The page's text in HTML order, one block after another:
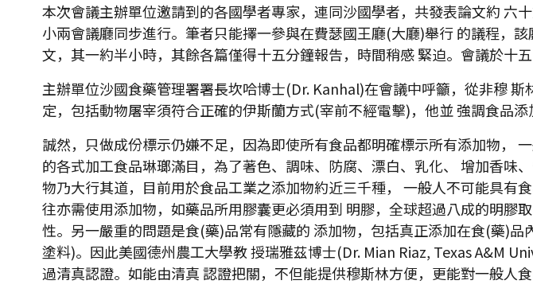
本次會議主辦單位邀請到的各國學者專家，連同沙國學者，共發表論文約 六
小兩會議廳同步進行。筆者只能擇一參與在費瑟國王廳(大廳)舉行 的議程，
文，其一約半小時，其餘各篇僅得十五分鐘報告，時間稍感 緊迫。會議於十
主辦單位沙國食藥管理署署長坎哈博士(Dr. Kanhal)在會議中呼籲，從非穆
定，包括動物屠宰須符合正確的伊斯蘭方式(宰前不經電擊)，他並 強調食品添
誠然，只做成份標示仍嫌不足，因為即使所有食品都明確標示所有添加物，
的各式加工食品琳瑯滿目，為了著色、調味、防腐、漂白、乳化、 增加香
物乃大行其道，目前用於食品工業之添加物約近三千種， 一般人不可能具
往亦需使用添加物，如藥品所用膠囊更必須用到 明膠，全球超過八成的明
性。另一嚴重的問題是食(藥)品常有隱藏的 添加物，包括真正添加在食(藥)
塗料)。因此美國德州農工大學教 授瑞雅茲博士(Dr. Mian Riaz, Texas A&M
過清真認證。如能由清真 認證把關，不但能提供穆斯林方便，更能對一般人食